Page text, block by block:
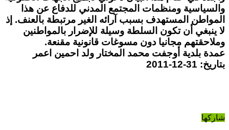
والسياسية ومنظمات المجتمع المدني للدفاع عن هذا
المواطن المستهدف بسبب آرائه الغير مرتبطة بالعنف. إذ
لا ينبغي أن تكون السلطة وسيلة للإضرار بالمواطنين
وملاحقتهم مجانيا دون مسوغات قانونية مقنعة.
عمدة بلدية أوجفت محمد المختار ولد احمين اعمر
بتاريخ: 31-12-2011
شاركها